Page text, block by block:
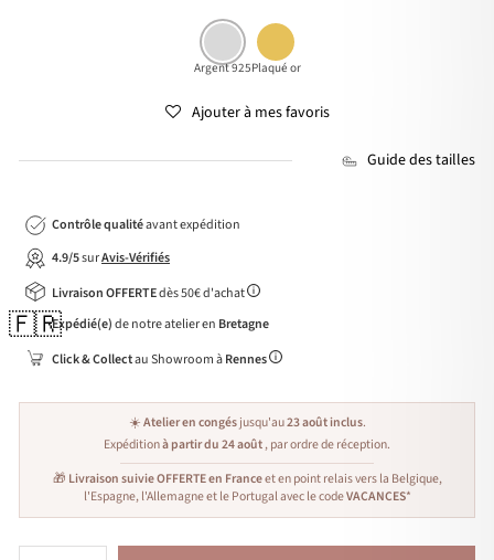
Argent 925Plaqué or
Ajouter à mes favoris
Guide des tailles
Contrôle qualitéavant expédition
4.9/5surAvis-Vérifiés
Livraison OFFERTEdès 50€ d'achat
🇫🇷Expédié(e)de notre atelier en Bretagne
Click & Collectau Showroom àRennes
☀️Atelier en congésjusqu'au23 août inclus.
Expéditionà partir du 24 août, par ordre de réception.
🎁 Livraison suivie OFFERTE en Franceet en point relais vers la Belgique,
l'Espagne, l'Allemagne et le Portugal avec le codeVACANCES*